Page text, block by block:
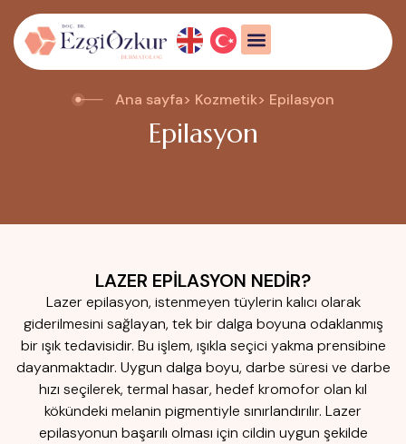
Ana sayfa> Kozmetik> Epilasyon
Epilasyon
LAZER EPİLASYON NEDİR?
Lazer epilasyon, istenmeyen tüylerin kalıcı olarak
giderilmesini sağlayan, tek bir dalga boyuna odaklanmış
bir ışık tedavisidir. Bu işlem, ışıkla seçici yakma prensibine
dayanmaktadır. Uygun dalga boyu, darbe süresi ve darbe
hızı seçilerek, termal hasar, hedef kromofor olan kıl
kökündeki melanin pigmentiyle sınırlandırılır. Lazer
epilasyonun başarılı olması için cildin uygun şekilde